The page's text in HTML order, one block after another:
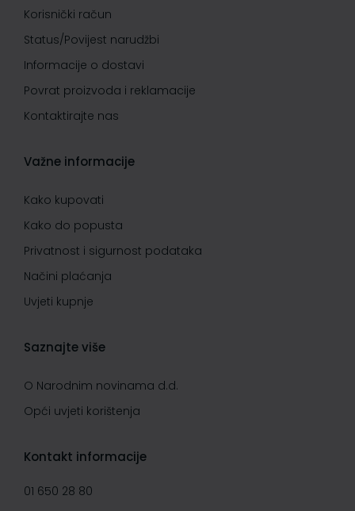
Korisnički račun
Status/Povijest narudžbi
Informacije o dostavi
Povrat proizvoda i reklamacije
Kontaktirajte nas
Važne informacije
Kako kupovati
Kako do popusta
Privatnost i sigurnost podataka
Načini plaćanja
Uvjeti kupnje
Saznajte više
O Narodnim novinama d.d.
Opći uvjeti korištenja
Kontakt informacije
01 650 28 80